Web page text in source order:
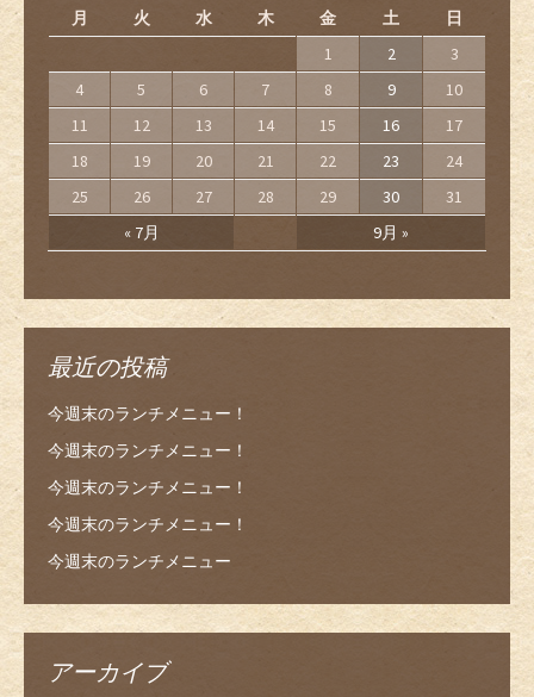
月
火 水 木 金 土 日
« 7月 9月 »
1 2
3
4
5 6 7 8 9
10
11
12 13 14 15 16
17
18
19 20 21 22 23
24
25
26 27 28 29 30 31
最近の投稿
今週末のランチメニュー！
今週末のランチメニュー！
今週末のランチメニュー！
今週末のランチメニュー！
今週末のランチメニュー
アーカイブ